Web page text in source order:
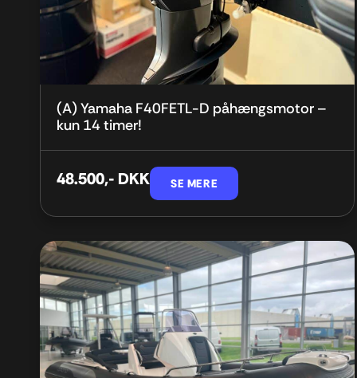
(A) Yamaha F40FETL-D påhængsmotor –
kun 14 timer!
48.500,- DKK SE MERE